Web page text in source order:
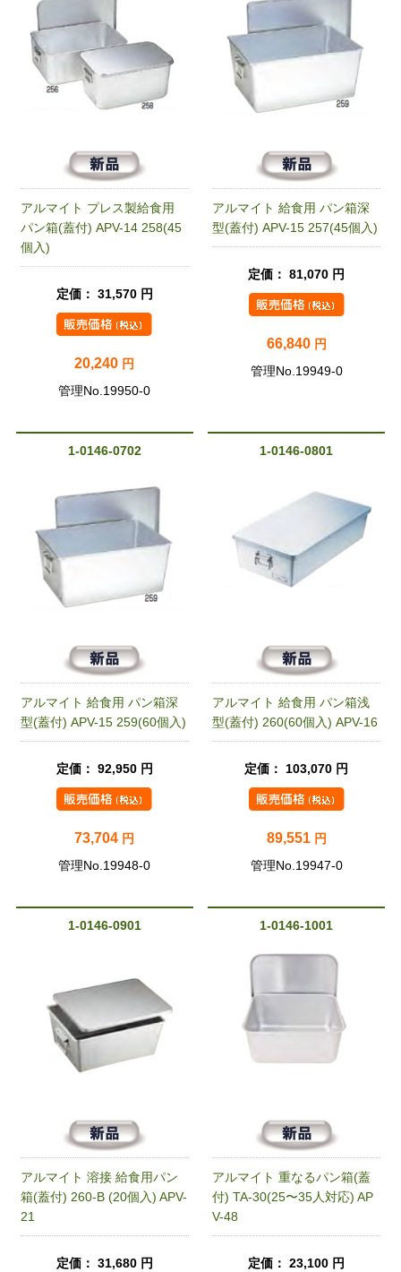
アルマイト プレス製給食用
パン箱(蓋付) APV-14 258(45
個入)
定価： 31,570 円
20,240 円
管理No.19950-0
アルマイト 給食用 パン箱深
型(蓋付) APV-15 257(45個入)
定価： 81,070 円
66,840 円
管理No.19949-0
1-0146-0702
アルマイト 給食用 パン箱深
型(蓋付) APV-15 259(60個入)
定価： 92,950 円
73,704 円
管理No.19948-0
1-0146-0801
アルマイト 給食用 パン箱浅
型(蓋付) 260(60個入) APV-16
定価： 103,070 円
89,551 円
管理No.19947-0
1-0146-0901
アルマイト 溶接 給食用パン
箱(蓋付) 260-B (20個入) APV-
21
定価： 31,680 円
1-0146-1001
アルマイト 重なるパン箱(蓋
付) TA-30(25〜35人対応) AP
V-48
定価： 23,100 円